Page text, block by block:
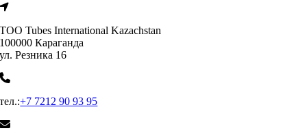
ТОО Tubes International Kazachstan
100000 Караганда
ул. Резника 16
тел.:+7 7212 90 93 95